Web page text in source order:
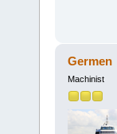
Germen
Machinist